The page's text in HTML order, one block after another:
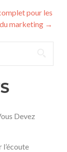
pour les
marketing →
Devez